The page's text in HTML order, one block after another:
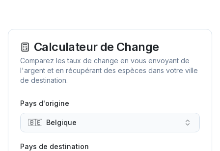
Calculateur de Change
Comparez les taux de change en vous envoyant de
l'argent et en récupérant des espèces dans votre ville
de destination.
Pays d'origine
🇧🇪 Belgique
Pays de destination